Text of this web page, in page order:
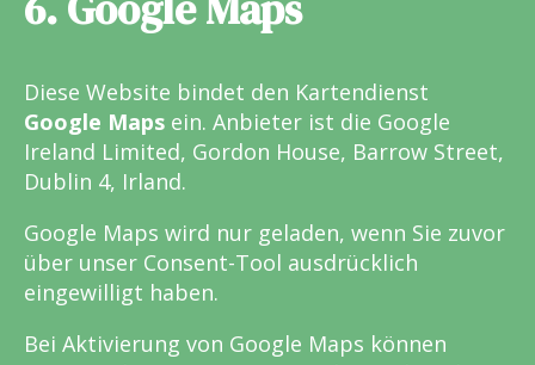
Diese Website bindet den Kartendienst
Google Maps ein. Anbieter ist die Google
Ireland Limited, Gordon House, Barrow Street,
Dublin 4, Irland.
Google Maps wird nur geladen, wenn Sie zuvor
über unser Consent-Tool ausdrücklich
eingewilligt haben.
Bei Aktivierung von Google Maps können